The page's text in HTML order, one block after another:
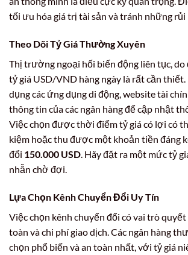
tối ưu hóa giá trị tài sản và tránh những rủi
Theo Dõi Tỷ Giá Thường Xuyên
Thị trường ngoại hối biến động liên tục, do
tỷ giá USD/VND hàng ngày là rất cần
dụng các ứng dụng di động, website tài
thông tin của các ngân hàng để cập nhật
Việc chọn được thời điểm tỷ giá có lợi có
kiệm hoặc thu được một khoản tiền đáng
đổi 150.000 USD. Hãy đặt ra một mức tỷ
nhẫn chờ đợi.
Lựa Chọn Kênh Chuyển Đổi Uy Tín
Việc chọn kênh chuyển đổi có vai trò
toàn và chi phí giao dịch. Các ngân hàng
chọn phổ biến và an toàn nhất, với tỷ giá